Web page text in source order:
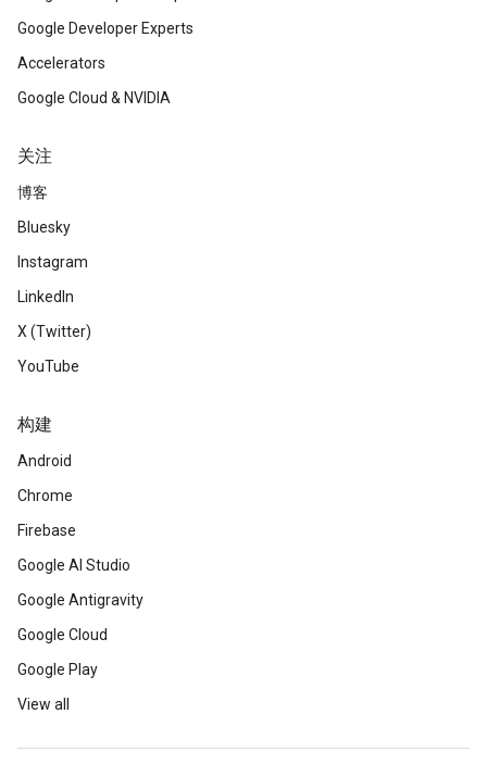
Google Developer Experts
Accelerators
Google Cloud & NVIDIA
关注
博客
Bluesky
Instagram
LinkedIn
X (Twitter)
YouTube
构建
Android
Chrome
Firebase
Google AI Studio
Google Antigravity
Google Cloud
Google Play
View all